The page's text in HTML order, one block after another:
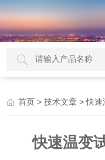
首页 >技术文章 > 快速
快速温变